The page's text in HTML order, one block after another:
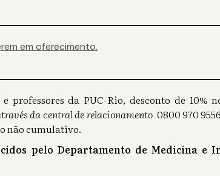
em oferecimento.
professores da PUC-Rio, desconto de 10%
da central de relacionamento0800 970
não cumulativo.
pelo Departamento de Medicina e